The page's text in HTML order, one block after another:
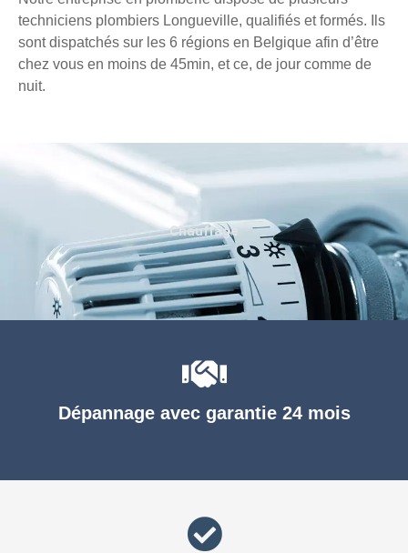
techniciens plombiers Longueville, qualifiés et formés. Ils
sont dispatchés sur les 6 régions en Belgique afin d’être
chez vous en moins de 45min, et ce, de jour comme de
nuit.
Dépannage avec garantie 24 mois
Chauffage